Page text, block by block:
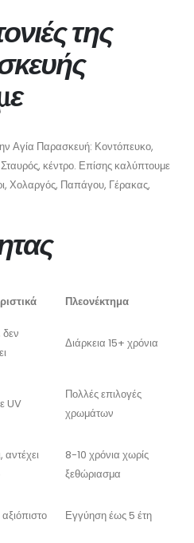
της
Αγία Παρασκευή: Κοντόπευκο,
κέντρο. Επίσης καλύπτουμε
Χολαργός, Παπάγου, Γέρακας,
Πλεονέκτημα
Διάρκεια 15+ χρόνια
UV
Πολλές επιλογές
χρωμάτων
αντέχει
8-10 χρόνια χωρίς
ξεθώριασμα
Εγγύηση έως 5 έτη